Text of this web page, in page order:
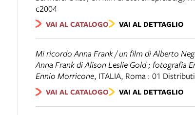
c2004
VAI AL CATALOGO VAI AL DETTAGLIO
Mi ricordo Anna Frank / un film di Alberto
Anna Frank di Alison Leslie Gold ; fotografia
Ennio Morricone, ITALIA, Roma : 01
VAI AL CATALOGO VAI AL DETTAGLIO